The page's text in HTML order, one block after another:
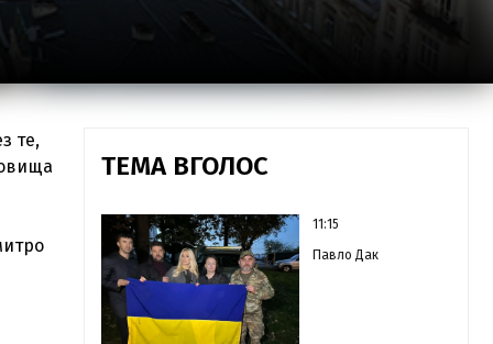
те,
ТЕМА ВГОЛОС
11:15
Павло Дак